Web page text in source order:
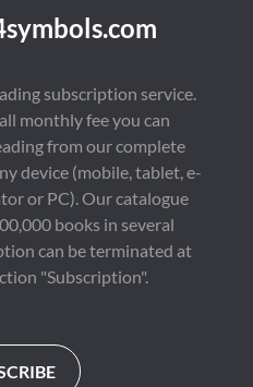
subscription service.
monthly fee you can
from our complete
device (mobile, tablet, e-
or PC). Our catalogue
books in several
can be terminated at
"Subscription".